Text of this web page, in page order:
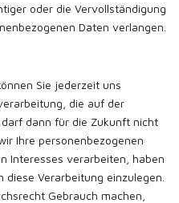
oder die Vervollständigung
Daten verlangen.
Sie jederzeit uns
die auf der
dann für die Zukunft nicht
Ihre personenbezogenen
Interesses verarbeiten, haben
Verarbeitung einzulegen.
Gebrauch machen,